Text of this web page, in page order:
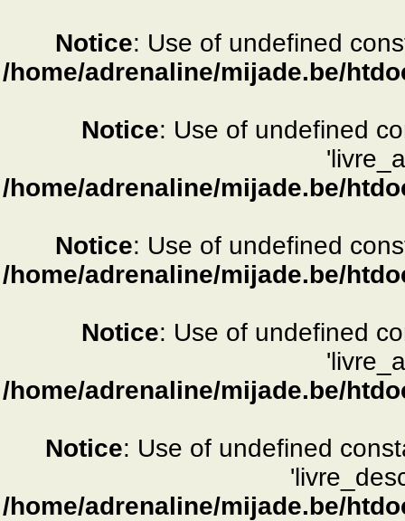
Notice: Use of undefined
/home/adrenaline/mijade.be/
Notice: Use of undefined
/home/adrenaline/mijade.be/
Notice: Use of undefined
/home/adrenaline/mijade.be/
Notice: Use of undefined
/home/adrenaline/mijade.be/
Notice: Use of undefined
/home/adrenaline/mijade.be/